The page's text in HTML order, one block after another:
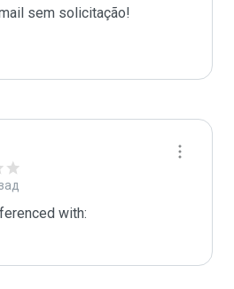
sem solicitação!
with: